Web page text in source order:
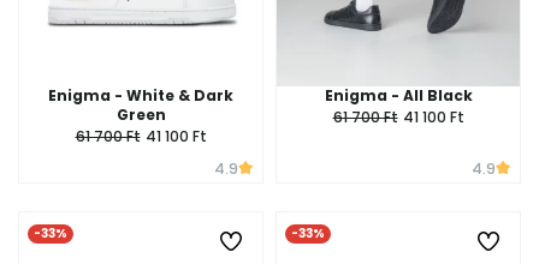
Enigma - White & Dark
Green
61 700 Ft 41 100 Ft
4.9
Enigma - All Black
61 700 Ft 41 100 Ft
4.9
-33% -33%